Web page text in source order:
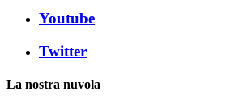
Youtube
Twitter
La nostra nuvola